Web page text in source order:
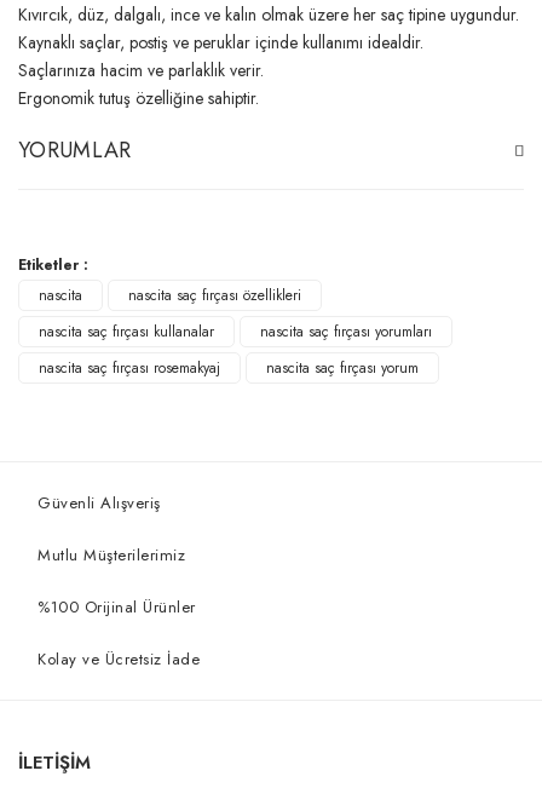
Kıvırcık, düz, dalgalı, ince ve kalın olmak üzere her saç tipine uygundur.
Kaynaklı saçlar, postiş ve peruklar içinde kullanımı idealdir.
Saçlarınıza hacim ve parlaklık verir.
Ergonomik tutuş özelliğine sahiptir.
YORUMLAR
Etiketler :
nascita
nascita saç fırçası özellikleri
nascita saç fırçası kullanalar
nascita saç fırçası yorumları
nascita saç fırçası rosemakyaj
nascita saç fırçası yorum
Güvenli Alışveriş
Mutlu Müşterilerimiz
%100 Orijinal Ürünler
Kolay ve Ücretsiz İade
İLETİŞİM